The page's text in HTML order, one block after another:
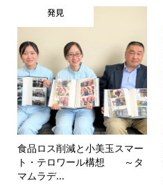
発見
食品ロス削減と小美玉スマー
ト・テロワール構想 ～タ
マムラデ...